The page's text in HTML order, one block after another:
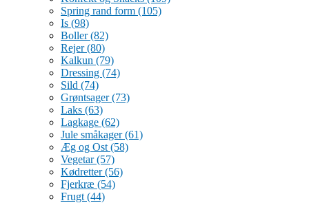
Spring rand form (105)
Is (98)
Boller(82)
Rejer(80)
Kalkun (79)
Dressing (74)
Sild (74)
Grøntsager(73)
Laks (63)
Lagkage (62)
Jule småkager(61)
Æg og Ost (58)
Vegetar(57)
Kødretter(56)
Fjerkræ (54)
Frugt (44)